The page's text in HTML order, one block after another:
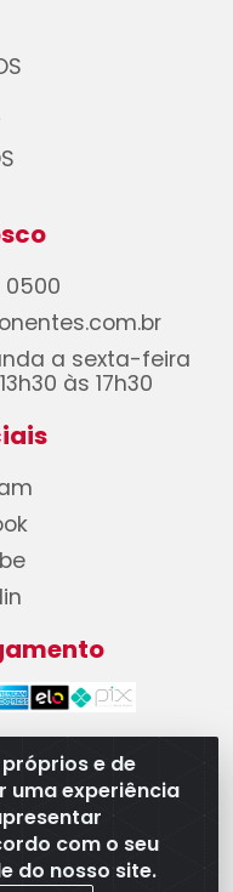
e de
uma experiência
com o seu
do nosso site.
0500
a sexta-feira
às 17h30
LTDA - CNPJ
667 - Parque
- CEP 74375-660